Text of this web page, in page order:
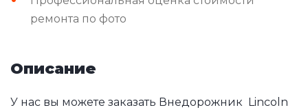
ремонта по фото
Описание
У нас вы можете заказать Внедорожник Lincoln